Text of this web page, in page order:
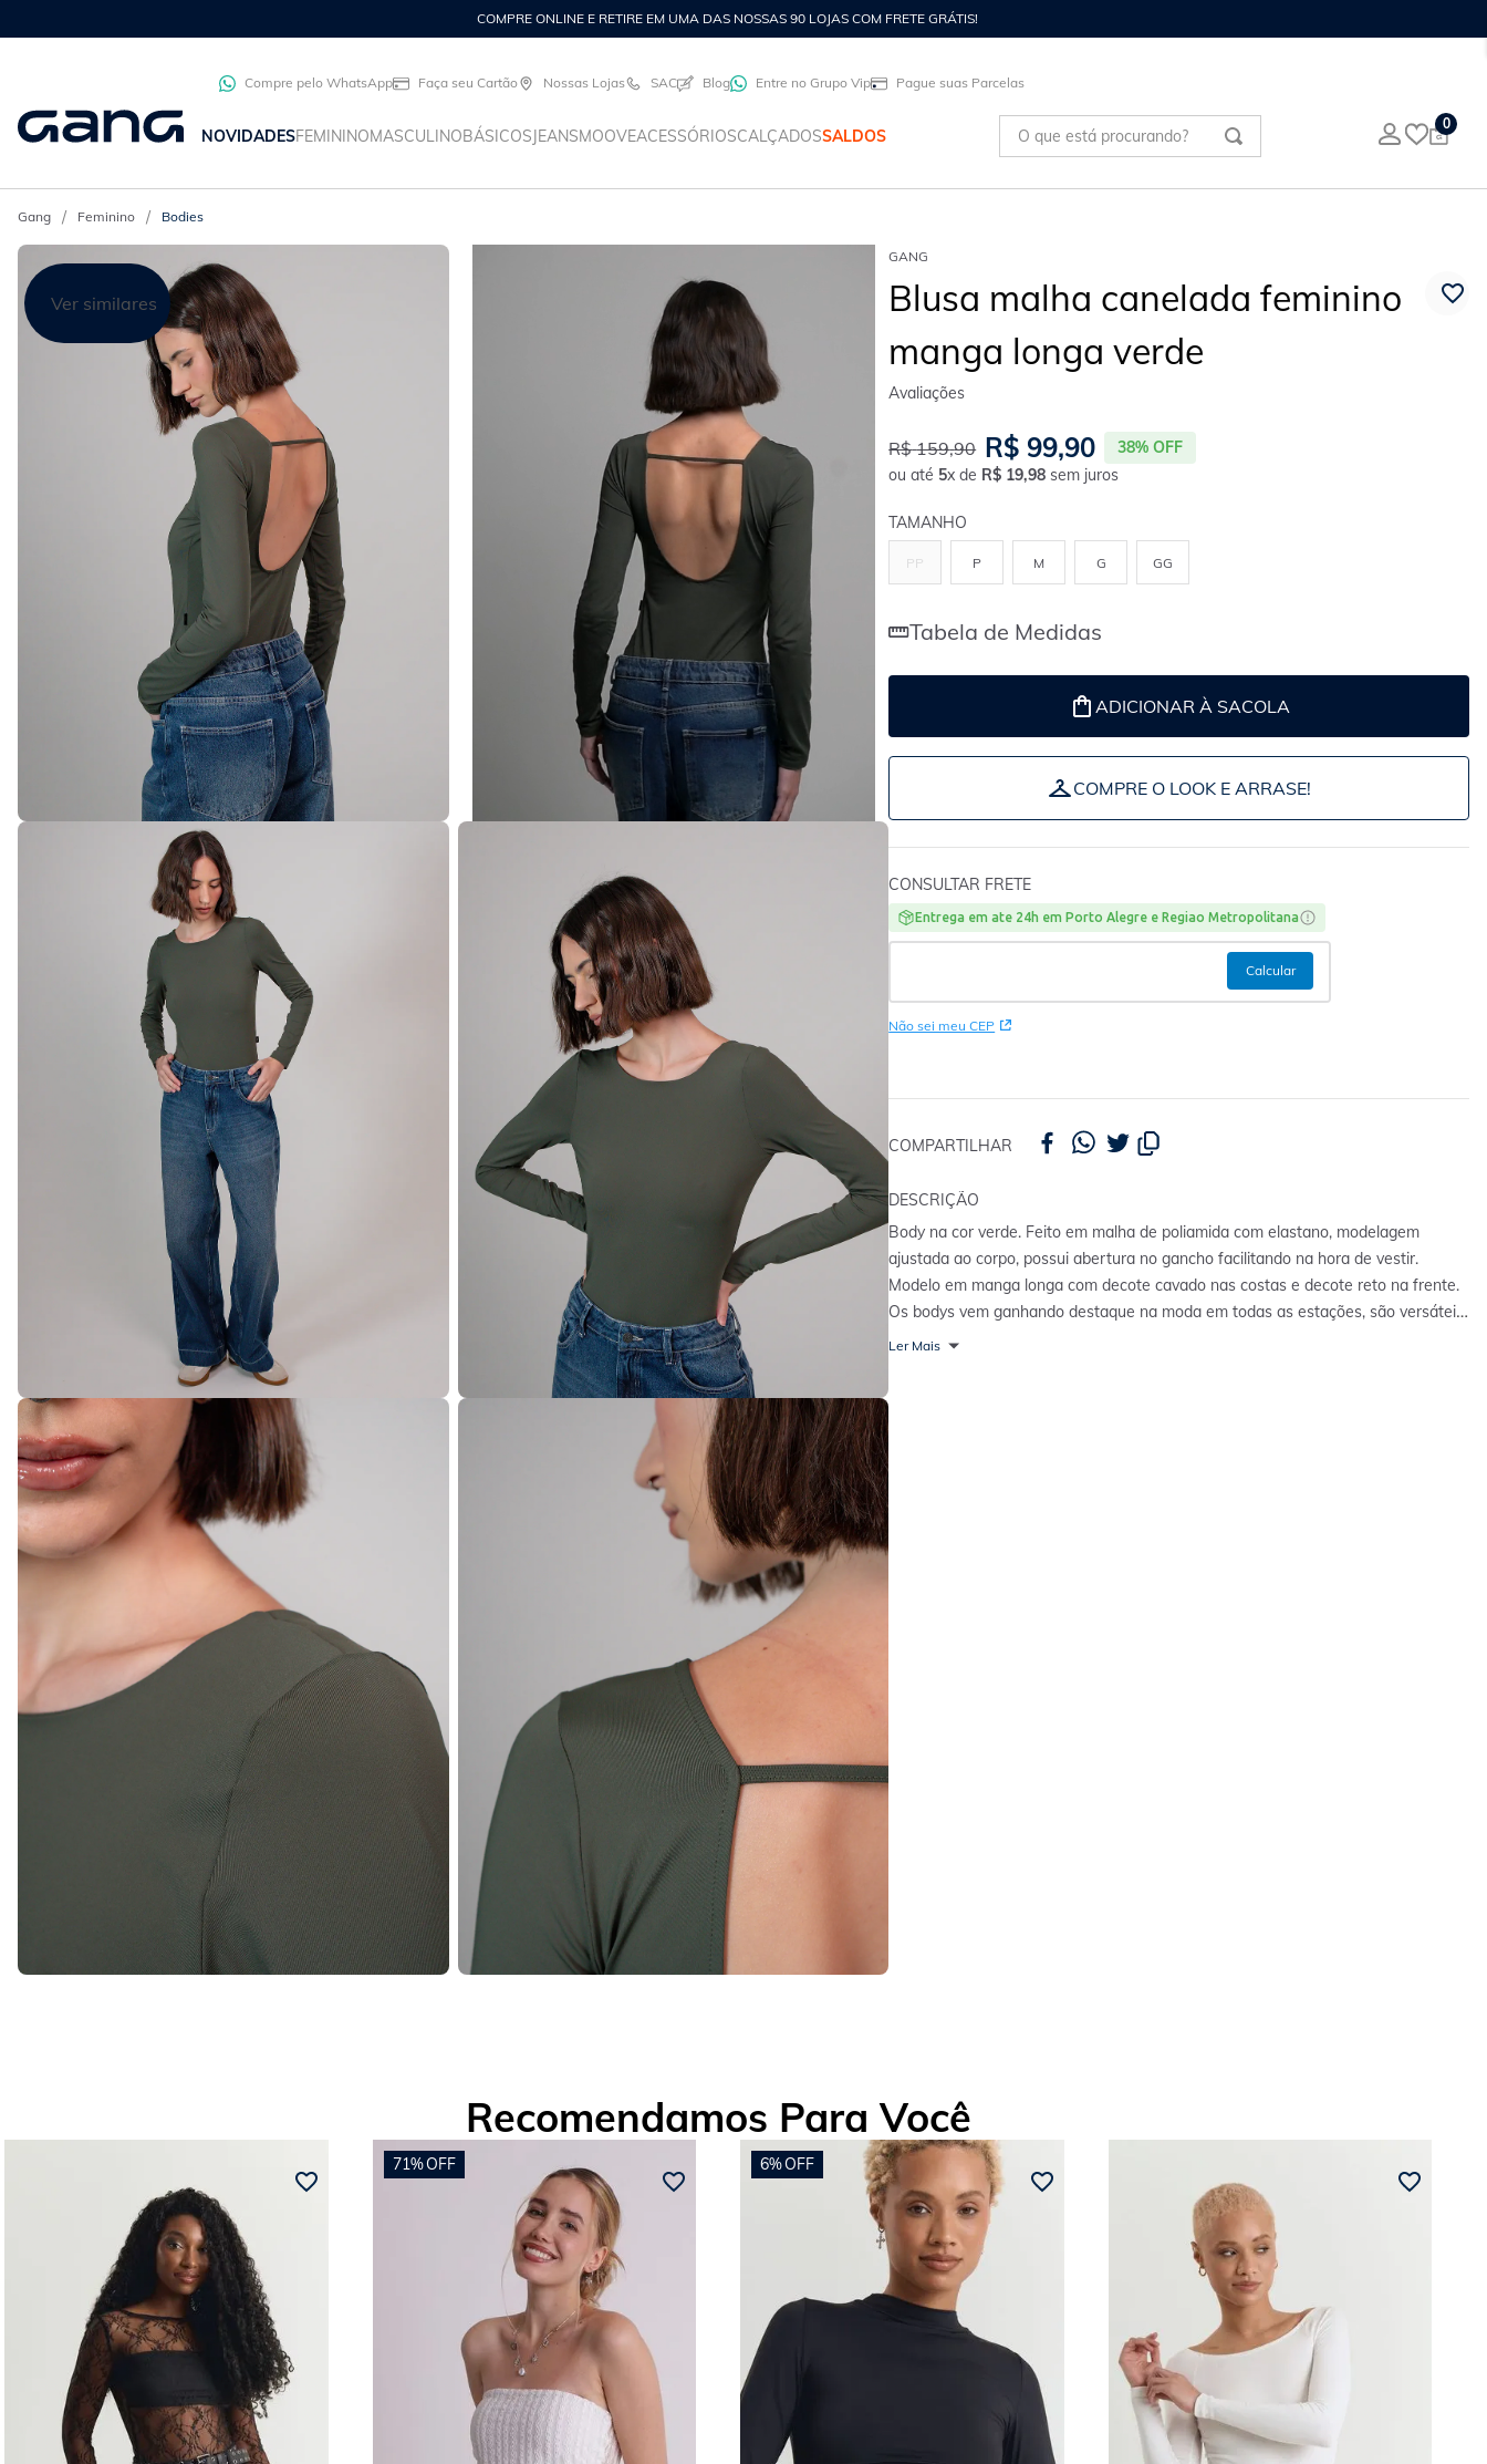
PARCELE SUAS COMPRAS EM ATÉ 8X FIXAS NO CARTÃO GANG
Compre pelo WhatsApp Faça seu Cartão Nossas Lojas SAC Blog Entre no Grupo Vip Pague suas Parcelas
NOVIDADESFEMININOMASCULINOBÁSICOSJEANSMOOVEACESSÓRIOSCALÇADOSSALDOS
O que está procurando? 0
Feminino Bodies
Ver similares
GANG
Blusa malha canelada feminino
manga longa verde
R$ 159,90 R$ 99,90 38% OFF
ou até 5x de R$ 19,98 sem juros
TAMANHO
PP P M G GG
Tabela de Medidas
ADICIONAR À SACOLA
COMPRE O LOOK E ARRASE!
CONSULTAR FRETE
Entrega em ate 24h em Porto Alegre e Regiao Metropolitana
Não sei meu CEP
COMPARTILHAR
DESCRIÇÃO
Body na cor verde. Feito em malha de poliamida com elastano, modelagem
ajustada ao corpo, possui abertura no gancho facilitando na hora de vestir.
Modelo em manga longa com decote cavado nas costas e decote reto na frente.
Os bodys vem ganhando destaque na moda em todas as estações, são versáteis
e muito confortáveis. Podem ser usados com saias de diversos comprimentos,
Ler Mais
Recomendamos Para Você
71%OFF 6%OFF